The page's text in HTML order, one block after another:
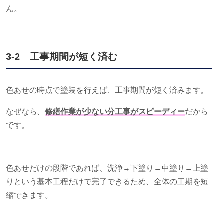
ん。
3-2 工事期間が短く済む
色あせの時点で塗装を行えば、工事期間が短く済みます。
なぜなら、 修繕作業が少ない分工事がスピーディーだから
です。
色あせだけの段階であれば、洗浄→下塗り→中塗り→上塗
りという基本工程だけで完了できるため、全体の工期を短
縮できます。